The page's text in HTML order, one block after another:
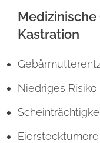
Kastration
Niedriges